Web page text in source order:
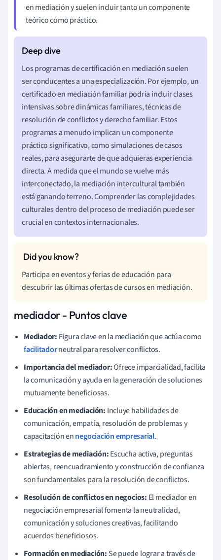
en mediación y suelen incluir tanto un componente
teórico como práctico.
Los programas de certificación en mediación suelen
ser conducentes a una especialización. Por ejemplo, un
certificado en mediación familiar podría incluir clases
intensivas sobre dinámicas familiares, técnicas de
resolución de conflictos y derecho familiar. Estos
programas a menudo implican un componente
práctico significativo, como simulaciones de casos
reales, para asegurarte de que adquieras experiencia
directa. A medida que el mundo se vuelve más
interconectado, la mediación intercultural también
está ganando terreno. Comprender las complejidades
culturales dentro del proceso de mediación puede ser
crucial en contextos internacionales.
Participa en eventos y ferias de educación para
descubrir las últimas ofertas de cursos en mediación.
mediador - Puntos clave
Mediador: Figura clave en la mediación que actúa como
facilitadorneutral para resolver conflictos.
Importancia del mediador:Ofrece imparcialidad, facilita
la comunicación y ayuda en la generación de soluciones
mutuamente beneficiosas.
Educación en mediación: Incluye habilidades de
comunicación, empatía, resolución de problemas y
capacitación ennegociación empresarial.
Estrategias de mediación:Escucha activa, preguntas
abiertas, reencuadramiento y construcción de confianza
son fundamentales para la resolución de conflictos.
Resolución de conflictos en negocios: El mediador en
negociación empresarial fomenta la neutralidad,
comunicación y soluciones creativas, facilitando
acuerdos beneficiosos.
Formación en mediación: Se puede lograr a través de